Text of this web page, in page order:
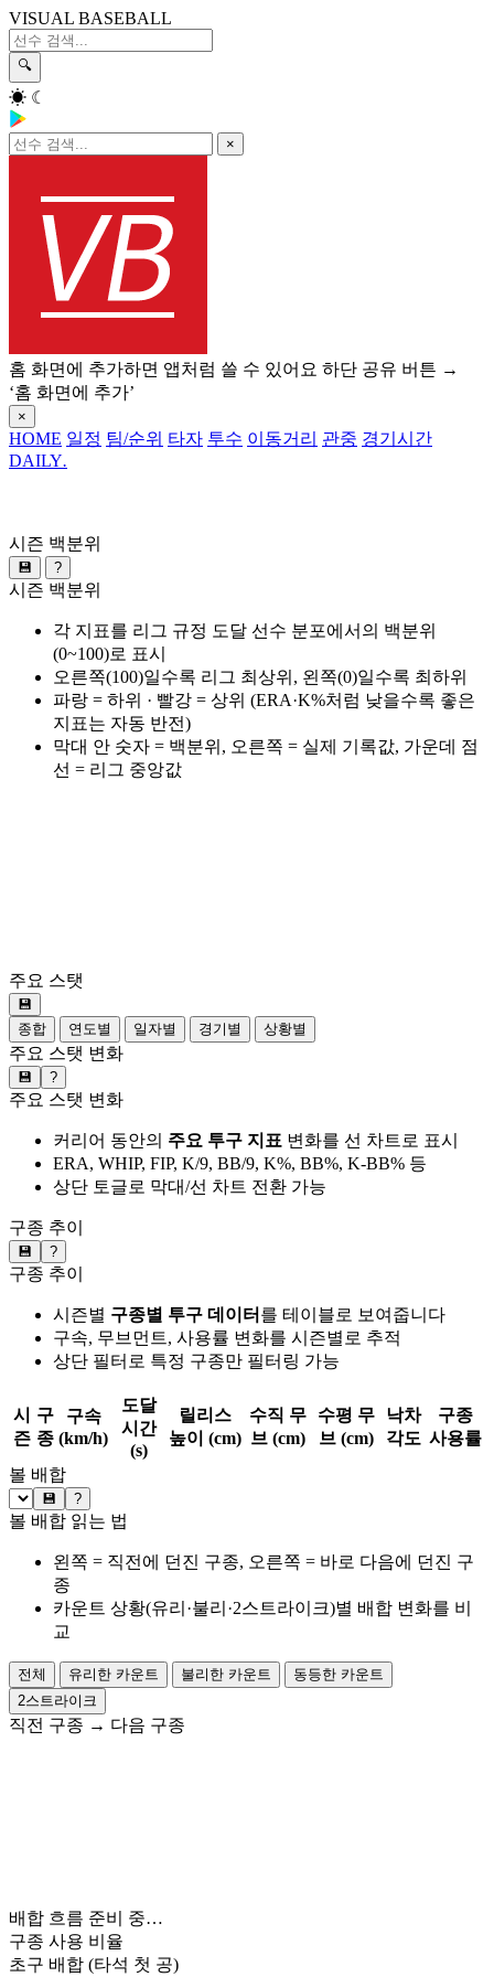
VISUAL BASEBALL
🔍
☀ ☾
×
홈 화면에 추가하면 앱처럼 쓸 수 있어요 하단 공유 버튼 →
‘홈 화면에 추가’
×
HOME 일정 팀/순위 타자 투수 이동거리 관중 경기시간
DAILY.
시즌 백분위
💾 ?
시즌 백분위
각 지표를 리그 규정 도달 선수 분포에서의 백분위
(0~100)로 표시
오른쪽(100)일수록 리그 최상위, 왼쪽(0)일수록 최하위
파랑 = 하위 · 빨강 = 상위 (ERA·K%처럼 낮을수록 좋은
지표는 자동 반전)
막대 안 숫자 = 백분위, 오른쪽 = 실제 기록값, 가운데 점
선 = 리그 중앙값
주요 스탯
💾
종합
연도별 일자별 경기별 상황별
주요 스탯 변화
💾 ?
주요 스탯 변화
커리어 동안의 주요 투구 지표 변화를 선 차트로 표시
ERA, WHIP, FIP, K/9, BB/9, K%, BB%, K-BB% 등
상단 토글로 막대/선 차트 전환 가능
구종 추이
💾 ?
구종 추이
시즌별 구종별 투구 데이터 를 테이블로 보여줍니다
구속, 무브먼트, 사용률 변화를 시즌별로 추적
상단 필터로 특정 구종만 필터링 가능
시
즌
구
종
구속
(km/h)
도달
시간
(s)
릴리스
높이 (cm)
수직 무
브 (cm)
수평 무
브 (cm)
낙차
각도
구종
사용률
볼 배합
💾 ?
볼 배합 읽는 법
왼쪽 = 직전에 던진 구종, 오른쪽 = 바로 다음에 던진 구
종
카운트 상황(유리·불리·2스트라이크)별 배합 변화를 비
교
전체 유리한 카운트 불리한 카운트
동등한 카운트
2스트라이크
직전 구종 → 다음 구종
배합 흐름 준비 중…
구종 사용 비율
초구 배합 (타석 첫 공)